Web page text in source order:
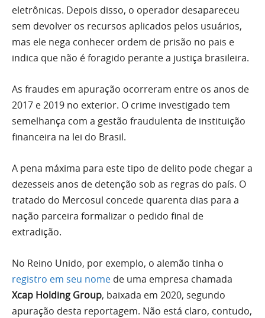
eletrônicas. Depois disso, o operador desapareceu
sem devolver os recursos aplicados pelos usuários,
mas ele nega conhecer ordem de prisão no pais e
indica que não é foragido perante a justiça brasileira.
As fraudes em apuração ocorreram entre os anos de
2017 e 2019 no exterior. O crime investigado tem
semelhança com a gestão fraudulenta de instituição
financeira na lei do Brasil.
A pena máxima para este tipo de delito pode chegar a
dezesseis anos de detenção sob as regras do país. O
tratado do Mercosul concede quarenta dias para a
nação parceira formalizar o pedido final de
extradição.
No Reino Unido, por exemplo, o alemão tinha o
registro em seu nome de uma empresa chamada
Xcap Holding Group, baixada em 2020, segundo
apuração desta reportagem. Não está claro, contudo,